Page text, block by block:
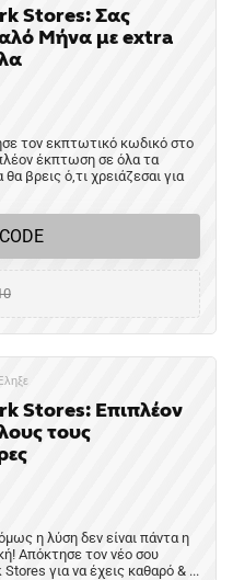
Stores: Σας
Μήνα με extra
τον εκπτωτικό κωδικό στο
έκπτωση σε όλα τα
βρεις ό,τι χρειάζεσαι για
Stores: Επιπλέον
τους
η λύση δεν είναι πάντα η
Απόκτησε τον νέο σου
για να έχεις καθαρό & ...